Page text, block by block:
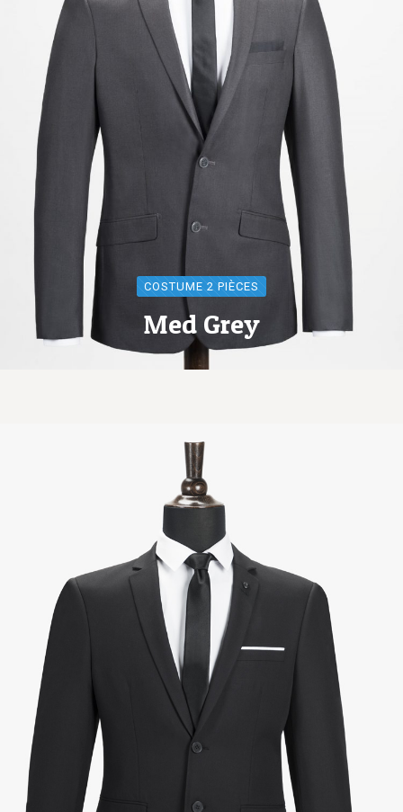
COSTUME 2 PIÈCES
Med Grey